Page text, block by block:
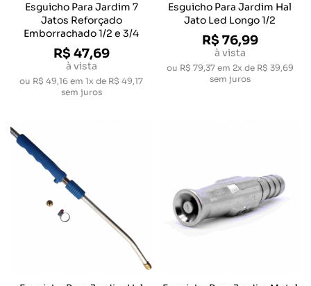
Esguicho Para Jardim 7
Jatos Reforçado
Emborrachado 1/2 e 3/4
R$ 47,69
à vista
ou R$ 49,16 em 1x de R$ 49,17
sem juros
Esguicho Para Jardim Hal
Jato Led Longo 1/2
R$ 76,99
à vista
ou R$ 79,37em 2x de R$ 39,69
sem juros